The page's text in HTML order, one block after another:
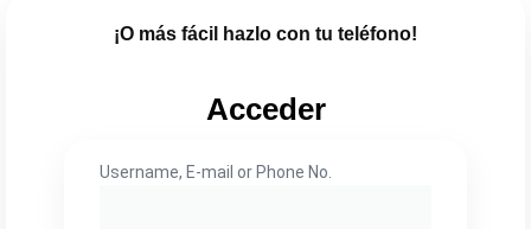
¡O más fácil hazlo con tu teléfono!
Acceder
Username, E-mail or Phone No.